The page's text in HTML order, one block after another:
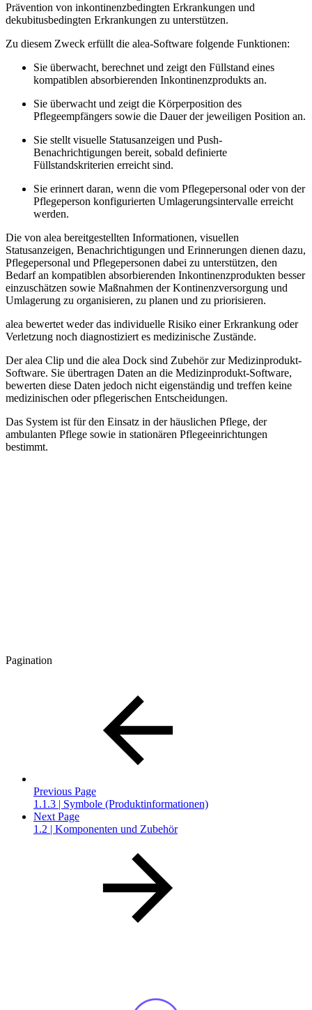
Prävention von inkontinenzbedingten Erkrankungen und
dekubitusbedingten Erkrankungen zu unterstützen.
Zu diesem Zweck erfüllt die alea-Software folgende Funktionen:
Sie überwacht, berechnet und zeigt den Füllstand eines
kompatiblen absorbierenden Inkontinenzprodukts an.
Sie überwacht und zeigt die Körperposition des
Pflegeempfängers sowie die Dauer der jeweiligen Position an.
Sie stellt visuelle Statusanzeigen und Push-
Benachrichtigungen bereit, sobald definierte
Füllstandskriterien erreicht sind.
Sie erinnert daran, wenn die vom Pflegepersonal oder von der
Pflegeperson konfigurierten Umlagerungsintervalle erreicht
werden.
Die von alea bereitgestellten Informationen, visuellen
Statusanzeigen, Benachrichtigungen und Erinnerungen dienen dazu,
Pflegepersonal und Pflegepersonen dabei zu unterstützen, den
Bedarf an kompatiblen absorbierenden Inkontinenzprodukten besser
einzuschätzen sowie Maßnahmen der Kontinenzversorgung und
Umlagerung zu organisieren, zu planen und zu priorisieren.
alea bewertet weder das individuelle Risiko einer Erkrankung oder
Verletzung noch diagnostiziert es medizinische Zustände.
Der alea Clip und die alea Dock sind Zubehör zur Medizinprodukt-
Software. Sie übertragen Daten an die Medizinprodukt-Software,
bewerten diese Daten jedoch nicht eigenständig und treffen keine
medizinischen oder pflegerischen Entscheidungen.
Das System ist für den Einsatz in der häuslichen Pflege, der
ambulanten Pflege sowie in stationären Pflegeeinrichtungen
bestimmt.
Pagination
Previous Page
1.1.3 | Symbole (Produktinformationen)
Next Page
1.2 | Komponenten und Zubehör